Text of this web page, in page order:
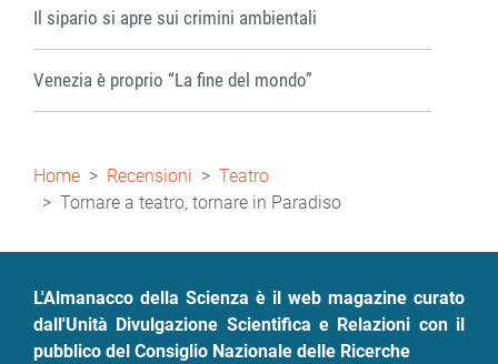
Il sipario si apre sui crimini ambientali
Venezia è proprio “La fine del mondo”
Briciole
di
pane
Home Recensioni
Teatro
Tornare a teatro, tornare in Paradiso
L'Almanacco della Scienza è il web magazine curato
dall'Unità Divulgazione Scientifica e Relazioni con il
pubblico del Consiglio Nazionale delle Ricerche